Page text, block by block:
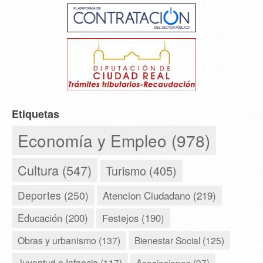
Etiquetas
Economía y Empleo (978)
Cultura (547) Turismo (405)
Deportes (250) Atencion Ciudadano (219)
Educación (200) Festejos (190)
Obras y urbanismo (137)
Bienestar Social (125)